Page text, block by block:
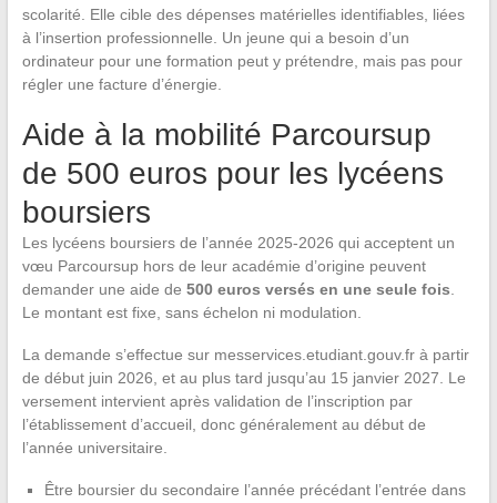
scolarité. Elle cible des dépenses matérielles identifiables, liées
à l’insertion professionnelle. Un jeune qui a besoin d’un
ordinateur pour une formation peut y prétendre, mais pas pour
régler une facture d’énergie.
Aide à la mobilité Parcoursup
de 500 euros pour les lycéens
boursiers
Les lycéens boursiers de l’année 2025-2026 qui acceptent un
vœu Parcoursup hors de leur académie d’origine peuvent
demander une aide de 500 euros versés en une seule fois.
Le montant est fixe, sans échelon ni modulation.
La demande s’effectue sur messervices.etudiant.gouv.fr à partir
de début juin 2026, et au plus tard jusqu’au 15 janvier 2027. Le
versement intervient après validation de l’inscription par
l’établissement d’accueil, donc généralement au début de
l’année universitaire.
Être boursier du secondaire l’année précédant l’entrée dans